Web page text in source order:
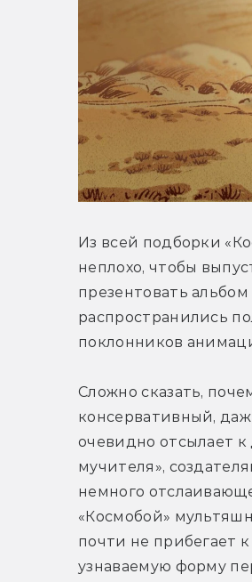
Из всей подборки
неплохо, чтобы
презентовать
распространились
поклонников
Сложно сказать,
консервативный,
очевидно отсылает
мучителя»,
немного
«Космобой»
почти не прибегает
узнаваемую форму